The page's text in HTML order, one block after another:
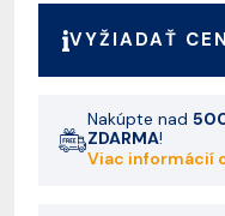
VYŽIADAŤ
Nakúpte nad
ZDARMA!
Viac informácií